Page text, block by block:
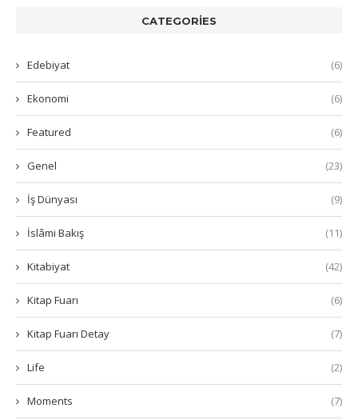
CATEGORIES
Edebiyat (6)
Ekonomi (6)
Featured (6)
Genel (23)
İş Dünyası (9)
İslâmi Bakış (11)
Kitabiyat (42)
Kitap Fuarı (6)
Kitap Fuarı Detay (7)
Life (2)
Moments (7)